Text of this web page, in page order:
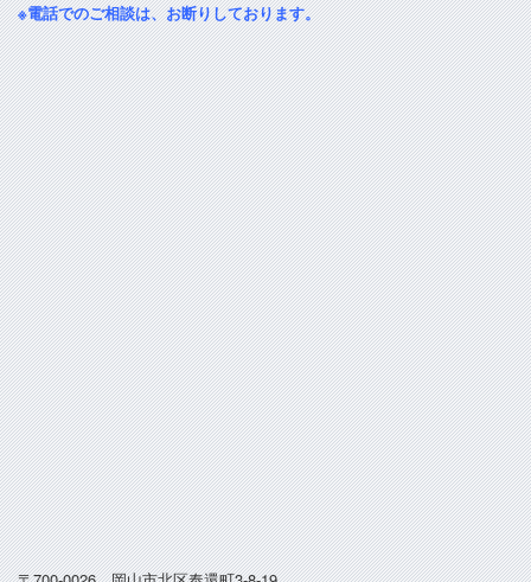
※電話でのご相談は、お断りしております。